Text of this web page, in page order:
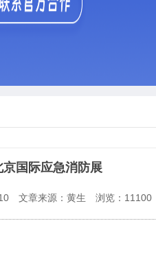
京国际应急消防展
文章来源：黄生 浏览： 11100